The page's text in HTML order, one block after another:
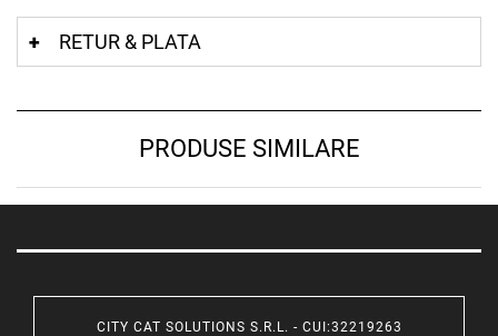
RETUR & PLATA
PRODUSE SIMILARE
CITY CAT SOLUTIONS S.R.L. - CUI:32219263